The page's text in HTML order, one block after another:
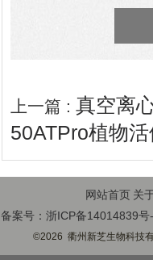
上一篇 : 真空离
50ATPro植物
网站首页 关
备案号：浙ICP备14014839号
©2026 衢州新芝生物科技